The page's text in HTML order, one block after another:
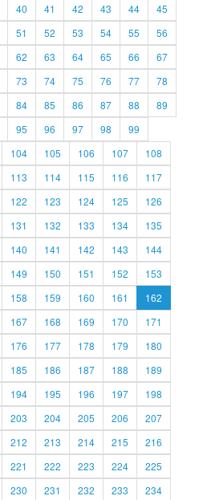
40 41 42 43 44
45
51 52 53 54 55
56
62 63 64 65 66
67
73 74 75 76 77
78
84 85 86 87 88
89
95 96 97 98
99
104 105 106 107
108
113 114 115 116
117
122 123 124 125
126
131 132 133 134
135
140 141 142 143
144
149 150 151 152
153
158 159 160 161
162
167 168 169 170
171
176 177 178 179
180
185 186 187 188
189
194 195 196 197
198
203 204 205 206
207
212 213 214 215
216
221 222 223 224
225
230 231 232 233 234